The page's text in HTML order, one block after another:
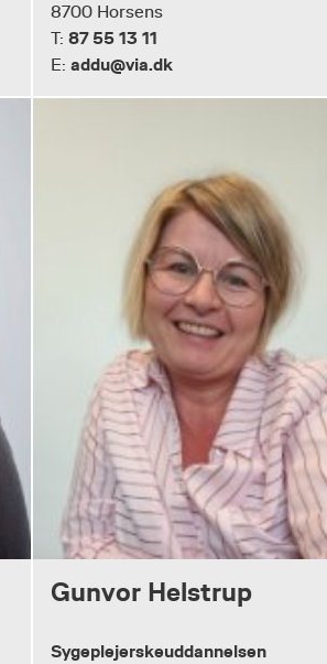
8700 Horsens
T: 87 55 13 11
E: addu@via.dk
Gunvor Helstrup
Sygeplejerskeuddannelsen